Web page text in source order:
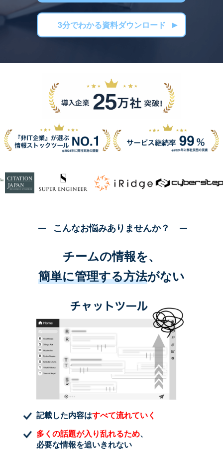
3分でわかる資料ダウンロード
こんなお悩みありませんか？
チームの情報を、
簡単に管理する方法がない
記載した内容はすべて流れていく
多くの話題が入り乱れるため、
必要な情報を追いきれない